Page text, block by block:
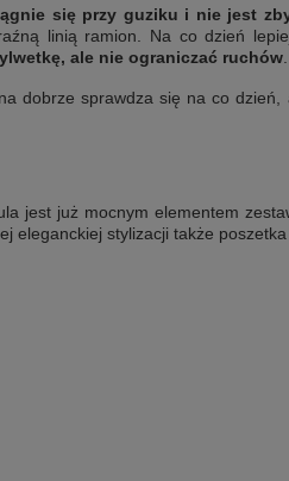
się przy guziku i nie jest
linią ramion. Na co dzień
ale nie ograniczać ruchów
dobrze sprawdza się na co
jest już mocnym elementem
eleganckiej stylizacji także